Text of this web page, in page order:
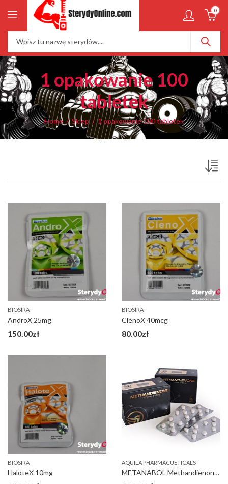
0
1 opakowanie 100
tabletek
Home Sklep 1 opakowanie 100 tabletek
BIOSIRA
AndroX 25mg
150.00zł
BIOSIRA
ClenoX 40mcg
80.00zł
BIOSIRA
HaloteX 10mg
AQUILA PHARMACUETICALS
METANABOL Methandienone 10 mg Aquila